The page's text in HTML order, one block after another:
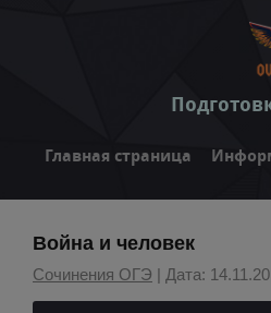
Главная страница
Война и человек
Сочинения ОГЭ | Дата: